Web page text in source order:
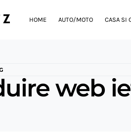
HOME AUTO/MOTO CASA SI
web